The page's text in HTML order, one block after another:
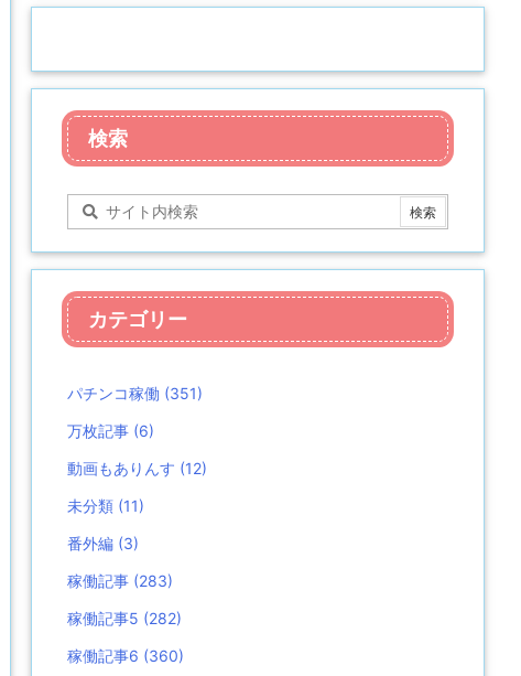
検索
カテゴリー
パチンコ稼働 (351)
万枚記事 (6)
動画もありんす (12)
未分類 (11)
番外編 (3)
稼働記事 (283)
稼働記事5 (282)
稼働記事6 (360)